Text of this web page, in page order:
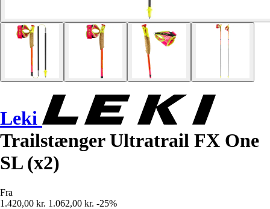
Leki
Trailstænger Ultratrail FX One
SL (x2)
Fra
1.420,00 kr. 1.062,00 kr. -25%